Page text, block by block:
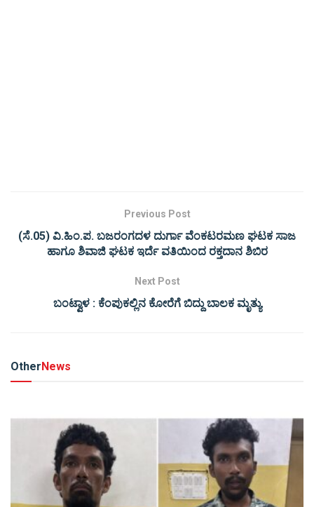
Previous Post
(ಸೆ.05) ವಿ.ಹಿಂ.ಪ. ಬಜರಂಗದಳ ದುರ್ಗಾ ವೆಂಕಟರಮಣ ಘಟಕ ಸಾಜ
ಹಾಗೂ ಶಿವಾಜಿ ಘಟಕ ಇರ್ದೆ ವತಿಯಿಂದ ರಕ್ತದಾನ ಶಿಬಿರ
Next Post
ಬಂಟ್ವಾಳ : ಕೆಂಪುಕಲ್ಲಿನ ಕೋರೆಗೆ ಬಿದ್ದು ಬಾಲಕ ಮೃತ್ಯು
Other News